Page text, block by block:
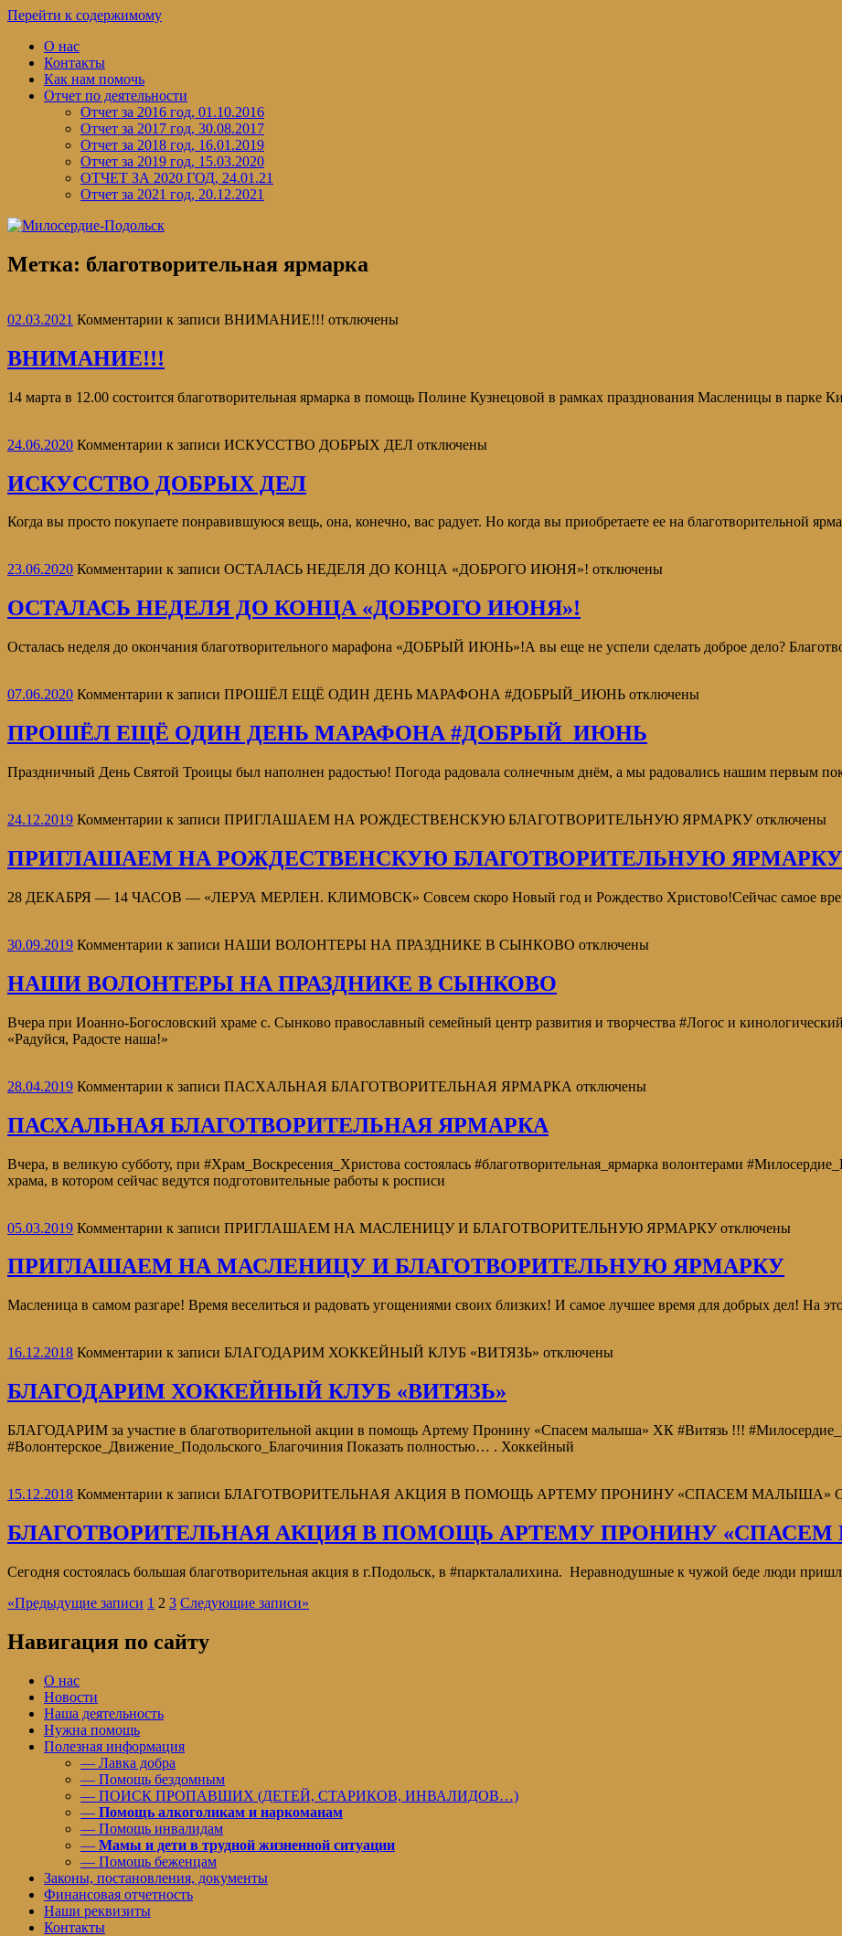
Перейти к содержимому
О нас
Контакты
Как нам помочь
Отчет по деятельности
Отчет за 2016 год, 01.10.2016
Отчет за 2017 год, 30.08.2017
Отчет за 2018 год, 16.01.2019
Отчет за 2019 год, 15.03.2020
ОТЧЕТ ЗА 2020 ГОД, 24.01.21
Отчет за 2021 год, 20.12.2021
Метка: благотворительная ярмарка
02.03.2021 Комментарии к записи ВНИМАНИЕ!!! отключены
ВНИМАНИЕ!!!
14 марта в 12.00 состоится благотворительная ярмарка в помощь Полине Кузнецовой в рамках празднования Масленицы в парке
24.06.2020 Комментарии к записи ИСКУССТВО ДОБРЫХ ДЕЛ отключены
ИСКУССТВО ДОБРЫХ ДЕЛ
Когда вы просто покупаете понравившуюся вещь, она, конечно, вас радует. Но когда вы приобретаете ее на благотворительной
23.06.2020 Комментарии к записи ОСТАЛАСЬ НЕДЕЛЯ ДО КОНЦА «ДОБРОГО ИЮНЯ»! отключены
ОСТАЛАСЬ НЕДЕЛЯ ДО КОНЦА «ДОБРОГО ИЮНЯ»!
Осталась неделя до окончания благотворительного марафона «ДОБРЫЙ ИЮНЬ»!А вы еще не успели сделать доброе дело?
07.06.2020 Комментарии к записи ПРОШЁЛ ЕЩЁ ОДИН ДЕНЬ МАРАФОНА #ДОБРЫЙ_ИЮНЬ отключены
ПРОШЁЛ ЕЩЁ ОДИН ДЕНЬ МАРАФОНА #ДОБРЫЙ_ИЮНЬ
Праздничный День Святой Троицы был наполнен радостью! Погода радовала солнечным днём, а мы радовались нашим первым
24.12.2019 Комментарии к записи ПРИГЛАШАЕМ НА РОЖДЕСТВЕНСКУЮ БЛАГОТВОРИТЕЛЬНУЮ ЯРМАРКУотключены
ПРИГЛАШАЕМ НА РОЖДЕСТВЕНСКУЮ БЛАГОТВОРИТЕЛЬНУЮ ЯРМАРКУ
28 ДЕКАБРЯ — 14 ЧАСОВ — «ЛЕРУА МЕРЛЕН. КЛИМОВСК» Совсем скоро Новый год и Рождество Христово!Сейчас самое
30.09.2019 Комментарии к записи НАШИ ВОЛОНТЕРЫ НА ПРАЗДНИКЕ В СЫНКОВО отключены
НАШИ ВОЛОНТЕРЫ НА ПРАЗДНИКЕ В СЫНКОВО
Вчера при Иоанно-Богословский храме с. Сынково православный семейный центр развития и творчества #Логос и
«Радуйся, Радосте наша!»
28.04.2019 Комментарии к записи ПАСХАЛЬНАЯ БЛАГОТВОРИТЕЛЬНАЯ ЯРМАРКА отключены
ПАСХАЛЬНАЯ БЛАГОТВОРИТЕЛЬНАЯ ЯРМАРКА
Вчера, в великую субботу, при #Храм_Воскресения_Христова состоялась #благотворительная_ярмарка волонтерами
храма, в котором сейчас ведутся подготовительные работы к росписи
05.03.2019 Комментарии к записи ПРИГЛАШАЕМ НА МАСЛЕНИЦУ И БЛАГОТВОРИТЕЛЬНУЮ ЯРМАРКУотключены
ПРИГЛАШАЕМ НА МАСЛЕНИЦУ И БЛАГОТВОРИТЕЛЬНУЮ ЯРМАРКУ
Масленица в самом разгаре! Время веселиться и радовать угощениями своих близких! И самое лучшее время для добрых дел! На
16.12.2018 Комментарии к записи БЛАГОДАРИМ ХОККЕЙНЫЙ КЛУБ «ВИТЯЗЬ» отключены
БЛАГОДАРИМ ХОККЕЙНЫЙ КЛУБ «ВИТЯЗЬ»
БЛАГОДАРИМ за участие в благотворительной акции в помощь Артему Пронину «Спасем малыша» ХК #Витязь !!!
#Волонтерское_Движение_Подольского_Благочиния Показать полностью… . Хоккейный
15.12.2018 Комментарии к записи БЛАГОТВОРИТЕЛЬНАЯ АКЦИЯ В ПОМОЩЬ АРТЕМУ ПРОНИНУ «СПАСЕМ МАЛЫША»
БЛАГОТВОРИТЕЛЬНАЯ АКЦИЯ В ПОМОЩЬ АРТЕМУ ПРОНИНУ
Сегодня состоялась большая благотворительная акция в г.Подольск, в #паркталалихина. Неравнодушные к чужой беде люди
«Предыдущие записи 1 2 3 Следующие записи»
Навигация по сайту
О нас
Новости
Наша деятельность
Нужна помощь
Полезная информация
— Лавка добра
— Помощь бездомным
— ПОИСК ПРОПАВШИХ (ДЕТЕЙ, СТАРИКОВ, ИНВАЛИДОВ…)
— Помощь алкоголикам и наркоманам
— Помощь инвалидам
— Мамы и дети в трудной жизненной ситуации
— Помощь беженцам
Законы, постановления, документы
Финансовая отчетность
Наши реквизиты
Контакты